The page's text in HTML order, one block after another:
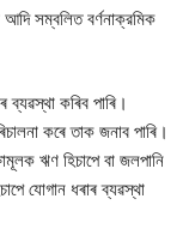
আদি সম্বলিত বর্ণনাক্রমিক
কৰিব পাৰি।
কৰে তাক জনাব পাৰি।
ঋণ হিচাপে বা জলপানি
যোগান ধৰাৰ ব্যৱস্থা